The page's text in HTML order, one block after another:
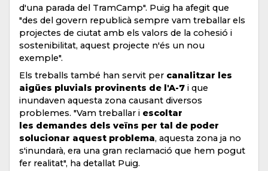
d'una parada del TramCamp". Puig ha afegit que
"des del govern republicà sempre vam treballar els
projectes de ciutat amb els valors de la cohesió i
sostenibilitat, aquest projecte n'és un nou
exemple".
Els treballs també han servit per canalitzar les
aigües pluvials provinents de l'A-7 i que
inundaven aquesta zona causant diversos
problemes. "Vam treballar i escoltar
les demandes dels veïns per tal de poder
solucionar aquest problema, aquesta zona ja no
s'inundarà, era una gran reclamació que hem pogut
fer realitat", ha detallat Puig.